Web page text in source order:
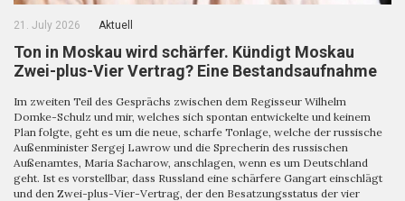
21. July 2026 Aktuell
Ton in Moskau wird schärfer. Kündigt Moskau
Zwei-plus-Vier Vertrag? Eine Bestandsaufnahme
Im zweiten Teil des Gesprächs zwischen dem Regisseur Wilhelm
Domke-Schulz und mir, welches sich spontan entwickelte und keinem
Plan folgte, geht es um die neue, scharfe Tonlage, welche der russische
Außenminister Sergej Lawrow und die Sprecherin des russischen
Außenamtes, Maria Sacharow, anschlagen, wenn es um Deutschland
geht. Ist es vorstellbar, dass Russland eine schärfere Gangart einschlägt
und den Zwei-plus-Vier-Vertrag, der den Besatzungsstatus der vier